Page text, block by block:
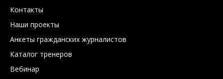
Контакты
Наши проекты
Анкеты гражданских журналистов
Каталог тренеров
Вебинар